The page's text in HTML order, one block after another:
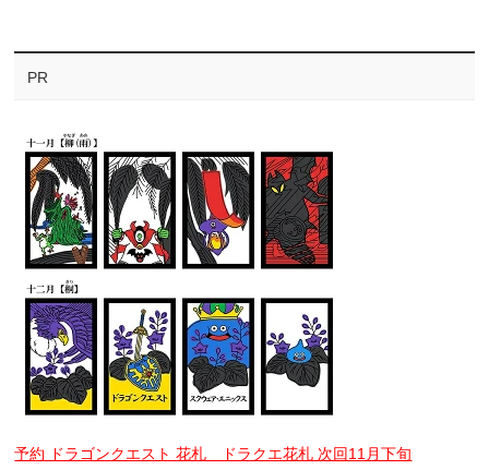
PR
予約 ドラゴンクエスト 花札 ドラクエ花札 次回11月下旬